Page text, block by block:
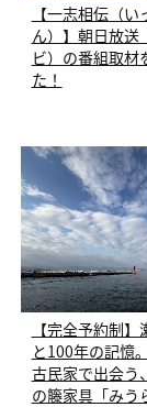
【一志相伝（
ん）】朝日放送
ビ）の番組取材
た！
【完全予約制
と100年の記憶
古民家で出会う
の籐家具「みう